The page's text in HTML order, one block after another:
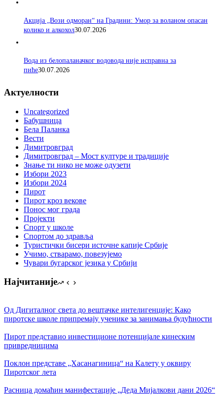
Акција „Вози одморан“ на Градини: Умор за воланом опасан
колико и алкохол30.07.2026
Вода из белопаланачког водовода није исправна за
пиће30.07.2026
Актуелности
Uncategorized
Бабушница
Бела Паланка
Вести
Димитровград
Димитровград – Мост културе и традиције
Знање ти нико не може одузети
Избори 2023
Избори 2024
Пирот
Пирот кроз векове
Понос мог града
Пројекти
Спорт у школе
Спортом до здравља
Туристички бисери источне капије Србије
Учимо, стварамо, повезујемо
Чувари бугарског језика у Србији
Најчитаније
Од Дигиталног света до вештачке интелигенције: Како
пиротске школе припремају ученике за занимања будућности
Пирот представио инвестиционе потенцијале кинеским
привредницима
Поклон представе „Хасанагиница“ на Калету у оквиру
Пиротског лета
Расница домаћин манифестације „Деда Мијалкови дани 2026“